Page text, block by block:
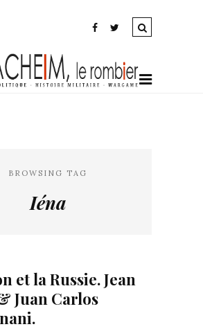
BROWSING TAG
Iéna
et la Russie. Jean
Juan Carlos